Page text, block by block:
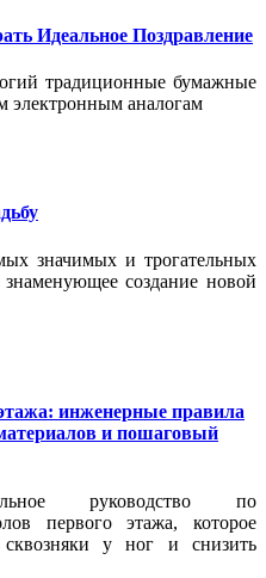
Идеальное Поздравление
традиционные бумажные
электронным аналогам
значимых и трогательных
создание новой
инженерные правила
и пошаговый
руководство по
первого этажа, которое
сквозняки у ног и снизить